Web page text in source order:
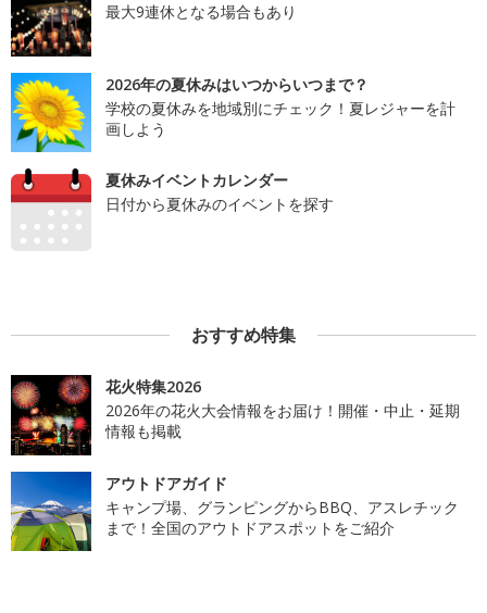
最大9連休となる場合もあり
2026年の夏休みはいつからいつまで？
学校の夏休みを地域別にチェック！夏レジャーを計
画しよう
夏休みイベントカレンダー
日付から夏休みのイベントを探す
おすすめ特集
花火特集2026
2026年の花火大会情報をお届け！開催・中止・延期
情報も掲載
アウトドアガイド
キャンプ場、グランピングからBBQ、アスレチック
まで！全国のアウトドアスポットをご紹介